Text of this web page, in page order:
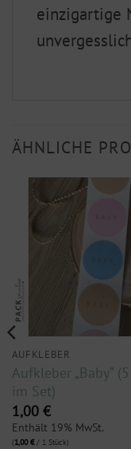
einzigartige
ÄHNLICHE
AUFKLEBER
Aufkleber „Baby“
im Set)
1,00 €
Enthält 19% MwSt.
(1,00€/ 1 Stück)